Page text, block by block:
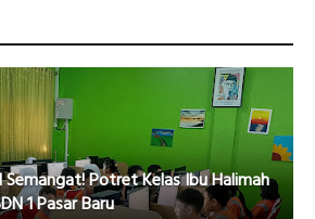
Potret Kelas Ibu Halimah
1 Pasar Baru